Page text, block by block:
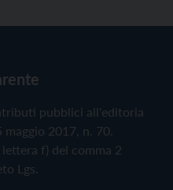
pubblici all'editoria
2017, n. 70.
f) del comma 2
Lgs.